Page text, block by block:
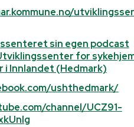
sin egen podcast
for
i Innlandet (Hedmark)
ushthedmark/
channel/UCZ91-